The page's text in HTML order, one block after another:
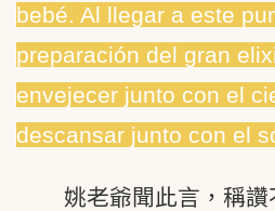
bebé. Al llegar a este
preparación del gran
envejecer junto con el
descansar junto con el
姚老爺聞此言，稱讚